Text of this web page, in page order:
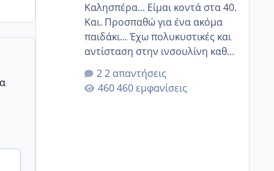
Καλησπέρα... Είμαι κοντά στα 40.
Και. Προσπαθώ για ένα ακόμα
παιδάκι... Έχω πολυκυστικές και
αντίσταση στην ινσουλίνη καθώς
και χάσιμοτο! Έχω λίγα κιλά
παραπάνω και όσο κ αν
προσπαθώ δεν χάνω εύκολα!
2 απαντήσεις
460 εμφανίσεις